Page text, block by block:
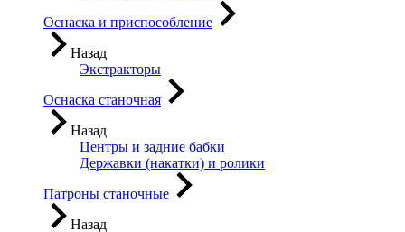
Оснаска и приспособление
Назад
Экстракторы
Оснаска станочная
Назад
Центры и задние бабки
Державки (накатки) и ролики
Патроны станочные
Назад